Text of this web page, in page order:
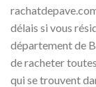
délais si vous
département de
de racheter
qui se trouvent